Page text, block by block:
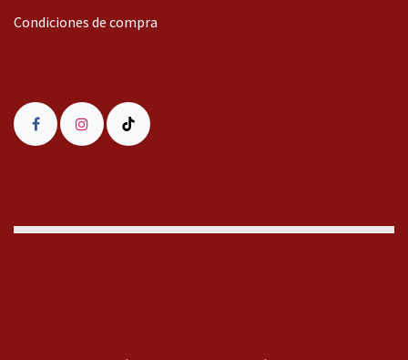
Condiciones de compra